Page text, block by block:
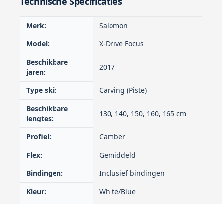
Merk:
Salomon
Model:
X-Drive Focus
Beschikbare
jaren:
2017
Type ski:
Carving (Piste)
Beschikbare
lengtes:
130, 140, 150, 160, 165 cm
Profiel:
Camber
Flex:
Gemiddeld
Bindingen:
Inclusief bindingen
Kleur:
White/Blue